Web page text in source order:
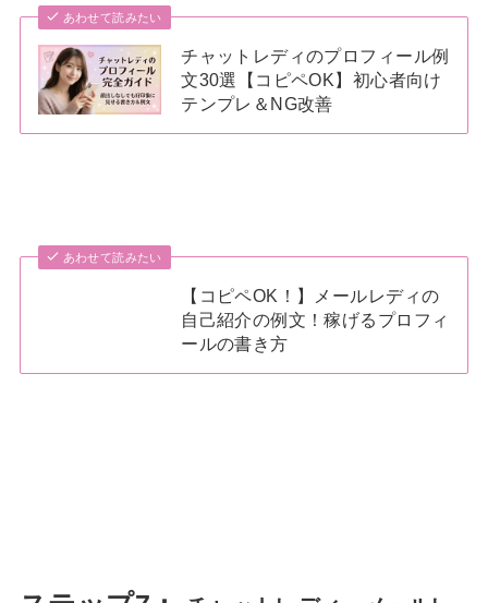
あわせて読みたい
チャットレディのプロフィール例
文30選【コピペOK】初心者向け
テンプレ＆NG改善
あわせて読みたい
【コピペOK！】メールレディの
自己紹介の例文！稼げるプロフィ
ールの書き方